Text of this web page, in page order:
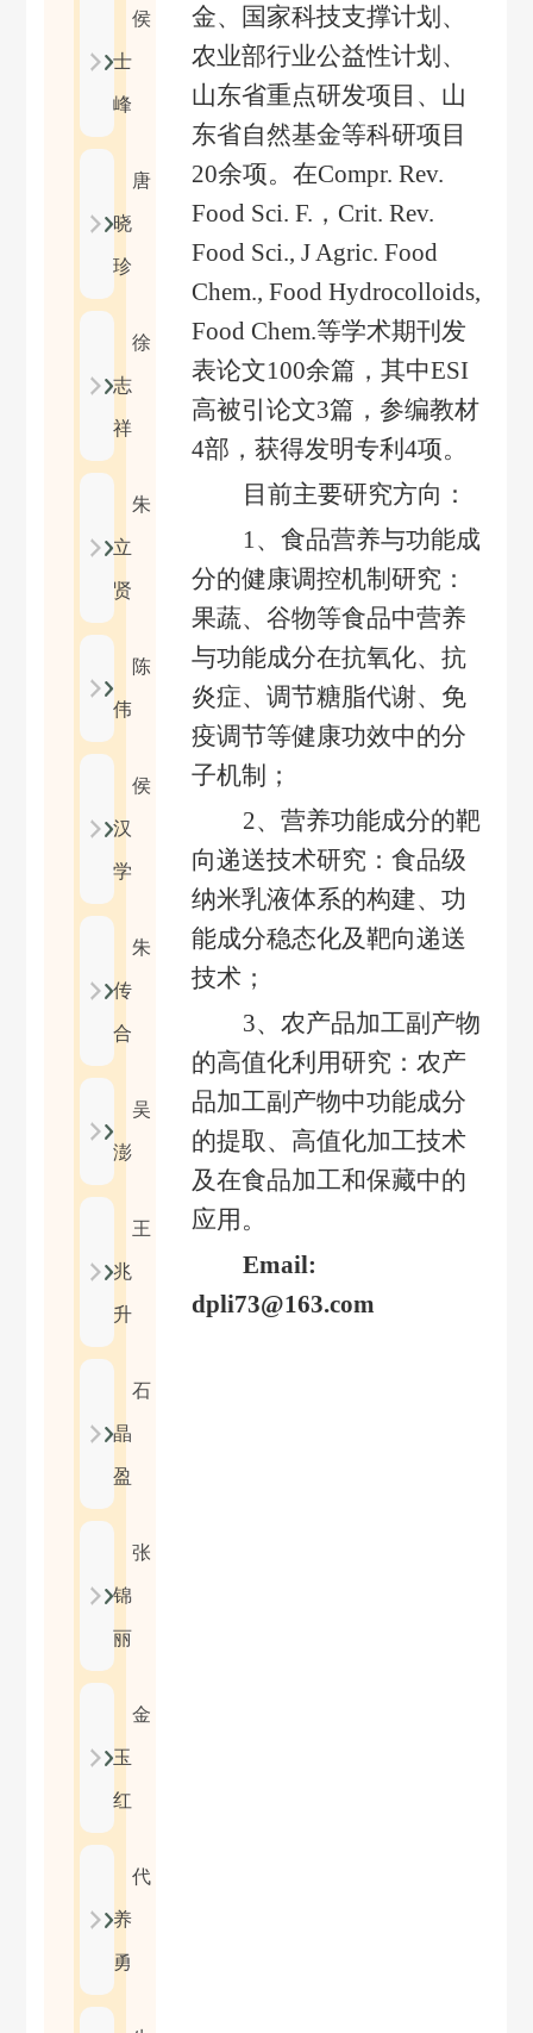
侯
士
峰
唐
晓
珍
徐
志
祥
朱
立
贤
陈
伟
侯
汉
学
朱
传
合
吴
澎
王
兆
升
石
晶
盈
张
锦
丽
金
玉
红
代
养
勇
金、国家科技支撑计划、
农业部行业公益性计划、
山东省重点研发项目、山
东省自然基金等科研项目
20余项。在Compr. Rev.
Food Sci. F. ， Crit. Rev.
Food Sci., J Agric. Food
Chem., Food Hydrocolloids,
Food Chem.等学术期刊发
表论文100余篇，其中ESI
高被引论文3篇，参编教材
4部，获得发明专利 4项。
目前主要研究方向：
1、食品营养与功能成
分的健康调控机制研究：
果蔬、谷物等食品中营养
与功能成分在抗氧化、抗
炎症、调节糖脂代谢、免
疫调节等健康功效中的分
子机制；
2、营养功能成分的靶
向递送技术研究：食品级
纳米乳液体系的构建、功
能成分稳态化及靶向递送
技术；
3、农产品加工副产物
的高值化利用研究：农产
品加工副产物中功能成分
的提取、高值化加工技术
及在食品加工和保藏中的
应用。
Email:
dpli73@163.com